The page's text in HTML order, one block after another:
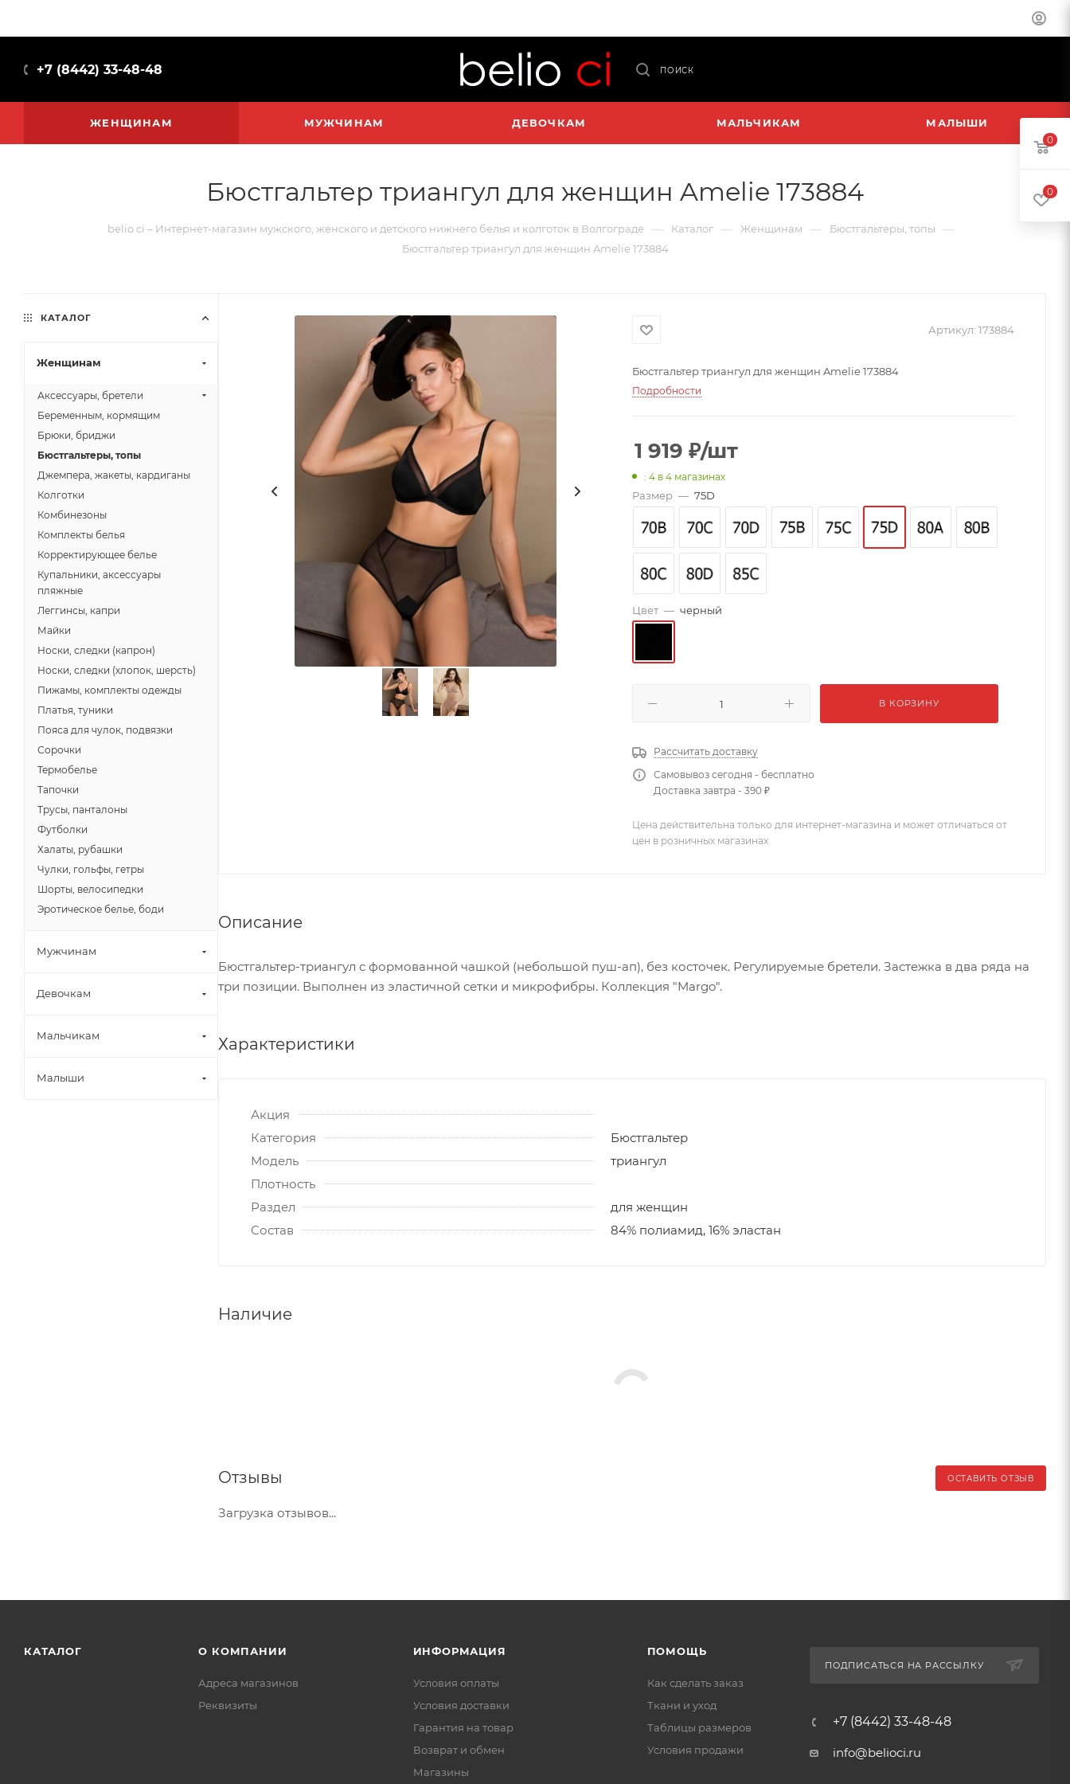
+7 (8442) 33-48-48 ПОИСК
ЖЕНЩИНАМ МУЖЧИНАМ ДЕВОЧКАМ МАЛЬЧИКАМ МАЛЫШИ
Бюстгальтер триангул для женщин Amelie 173884
belio ci – Интернет-магазин мужского, женского и детского нижнего белья и колготок в Волгограде — Каталог — Женщинам — Бюстгальтеры, топы —
Бюстгальтер триангул для женщин Amelie 173884
Артикул: 173884
Бюстгальтер триангул для женщин Amelie 173884
Подробности
1 919 ₽/шт
: 4 в 4 магазинах
Размер — 75D
Цвет — черный
В КОРЗИНУ
Рассчитать доставку
Самовывоз сегодня - бесплатно
Доставка завтра - 390 ₽
Цена действительна только для интернет-магазина и может отличаться от
цен в розничных магазинах
Описание
Бюстгальтер-триангул с формованной чашкой (небольшой пуш-ап), без косточек. Регулируемые бретели. Застежка в два ряда на
три позиции. Выполнен из эластичной сетки и микрофибры. Коллекция "Margo".
Характеристики
Акция
Категория
Бюстгальтер
Модель
триангул
Плотность
Раздел
для женщин
Состав
84% полиамид, 16% эластан
Наличие
Отзывы ОСТАВИТЬ ОТЗЫВ
Загрузка отзывов...
КАТАЛОГ
Женщинам
Аксессуары, бретели
Беременным, кормящим
Брюки, бриджи
Бюстгальтеры, топы
Джемпера, жакеты, кардиганы
Колготки
Комбинезоны
Комплекты белья
Корректирующее белье
Купальники, аксессуары
пляжные
Леггинсы, капри
Майки
Носки, следки (капрон)
Носки, следки (хлопок, шерсть)
Пижамы, комплекты одежды
Платья, туники
Пояса для чулок, подвязки
Сорочки
Термобелье
Тапочки
Трусы, панталоны
Футболки
Халаты, рубашки
Чулки, гольфы, гетры
Шорты, велосипедки
Эротическое белье, боди
Мужчинам
Девочкам
Мальчикам
Малыши
КАТАЛОГ О КОМПАНИИ
Адреса магазинов
Реквизиты
ИНФОРМАЦИЯ
Условия оплаты
Условия доставки
Гарантия на товар
Возврат и обмен
Магазины
ПОМОЩЬ
Как сделать заказ
Ткани и уход
Таблицы размеров
Условия продажи
ПОДПИСАТЬСЯ НА РАССЫЛКУ
+7 (8442) 33-48-48
info@belioci.ru
0
0